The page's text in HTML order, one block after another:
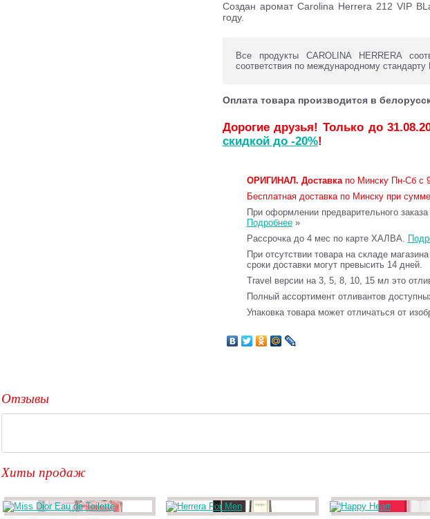
Создан аромат Carolina Herrera 212 VIP
году.
Все продукты CAROLINA HERRERA
соответствия по международному
Оплата товара производится в
Дорогие друзья! Только до
скидкой до -20%!
ОРИГИНАЛ. Доставкапо Минску Пн-Сб с
Бесплатная доставка по Минску при
При оформлении предварительного
Подробнее»
Рассрочка до 4 мес по карте ХАЛВА.
При отсутствии товара на складе
сроки доставки могут превысить 14 дней.
Travel версии на 3, 5, 8, 10, 15 мл это
Полный ассортимент отливантов
Упаковка товара может отличаться от
Отзывы
Хиты продаж